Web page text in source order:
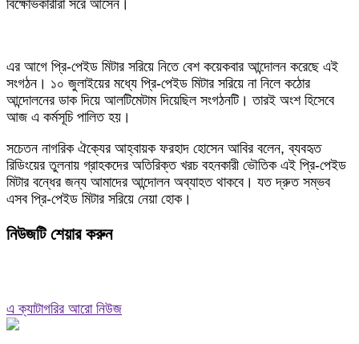
বিক্ষোভকারীরা সরে আসেন।
এর আগে প্রি-পেইড মিটার সরিয়ে নিতে বেশ কয়েকবার আন্দোলন করেছে এই
সংগঠন। ১০ জুলাইয়ের মধ্যে প্রি-পেইড মিটার সরিয়ে না নিলে কঠোর
আন্দোলনের ডাক দিয়ে আলটিমেটাম দিয়েছিল সংগঠনটি। তারই অংশ হিসেবে
আজ এ কর্মসূচি পালিত হয়।
সচেতন নাগরিক ঐক্যের আহ্বায়ক ফরহাদ হোসেন আবির বলেন, ব্যবহৃত
রিডিংয়ের তুলনায় গ্রাহকদের অতিরিক্ত খরচ বহনকারী ভৌতিক এই প্রি-পেইড
মিটার বন্ধের জন্য আমাদের আন্দোলন অব্যাহত থাকবে। যত দ্রুত সম্ভব
এসব প্রি-পেইড মিটার সরিয়ে নেয়া হোক।
নিউজটি শেয়ার করুন
এ ক্যাটাগরির আরো নিউজ